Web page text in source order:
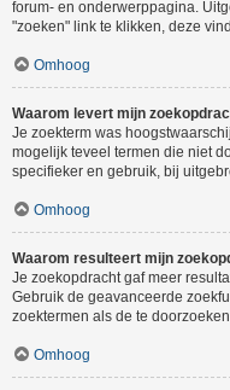
forum- en onderwerppagina.
"zoeken" link te klikken, deze
Omhoog
Waarom levert mijn
Je zoekterm was
mogelijk teveel termen die niet
specifieker en gebruik, bij
Omhoog
Waarom resulteert mijn
Je zoekopdracht gaf meer
Gebruik de geavanceerde
zoektermen als de te
Omhoog